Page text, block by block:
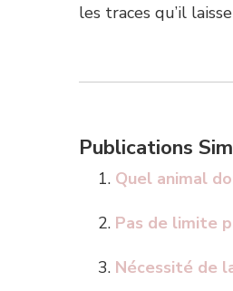
les traces qu’il
Publications
Quel animal
Pas de limite
Nécessité de